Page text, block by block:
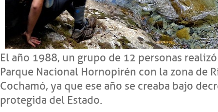
El año 1988, un grupo de 12 personas
Parque Nacional Hornopirén con la zona de
Cochamó, ya que ese año se creaba bajo
protegida del Estado.